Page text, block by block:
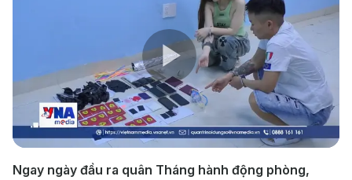
Play
Video
Ngay ngày đầu ra quân Tháng hành động phòng,